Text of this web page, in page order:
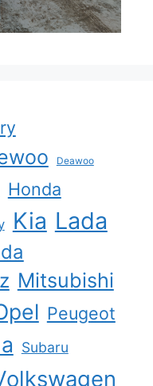
Deawoo
Honda
Kia Lada
Mitsubishi
Peugeot
Subaru